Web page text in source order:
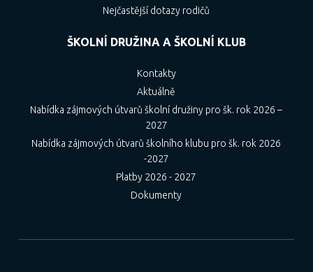
Nejčastější dotazy rodičů
ŠKOLNÍ DRUŽINA A ŠKOLNÍ KLUB
Kontakty
Aktuálně
Nabídka zájmových útvarů školní družiny pro šk. rok 2026 –
2027
Nabídka zájmových útvarů školního klubu pro šk. rok 2026
-2027
Platby 2026 - 2027
Dokumenty